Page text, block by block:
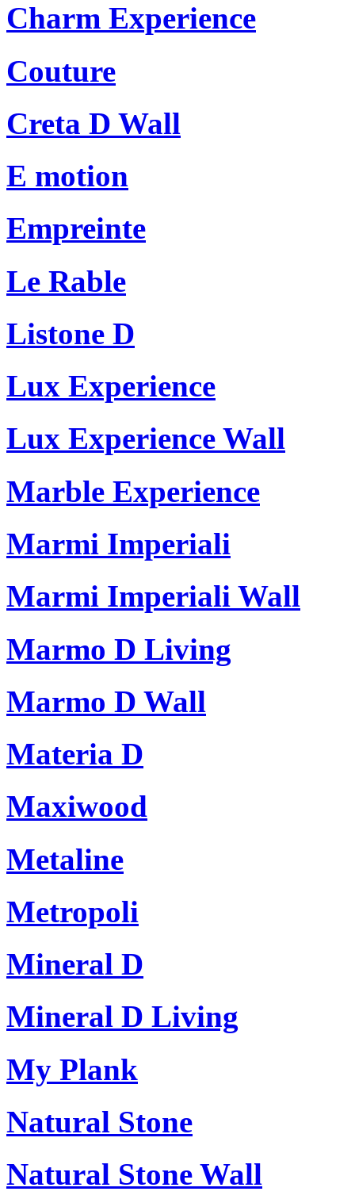
Charm Experience
Couture
Creta D Wall
E motion
Empreinte
Le Rable
Listone D
Lux Experience
Lux Experience Wall
Marble Experience
Marmi Imperiali
Marmi Imperiali Wall
Marmo D Living
Marmo D Wall
Materia D
Maxiwood
Metaline
Metropoli
Mineral D
Mineral D Living
My Plank
Natural Stone
Natural Stone Wall